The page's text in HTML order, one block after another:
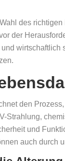
des
der
den
Strahlung,
und
auch durch